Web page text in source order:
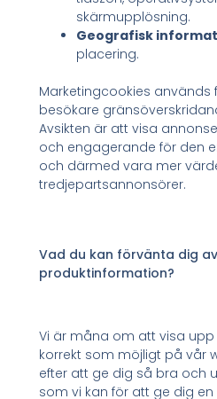
skärmupplösning.
Geografisk
placering.
Marketingcookies används
besökare
Avsikten är att visa
och engagerande för den
och därmed vara mer
tredjepartsannonsörer.
Vad du kan förvänta dig
produktinformation?
Vi är måna om att visa
korrekt som möjligt på vår
efter att ge dig så bra och
som vi kan för att ge dig